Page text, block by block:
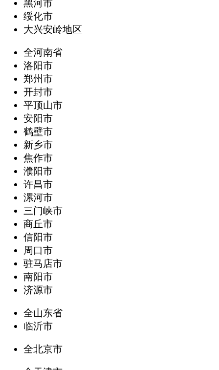
黑河市
绥化市
大兴安岭地区
全河南省
洛阳市
郑州市
开封市
平顶山市
安阳市
鹤壁市
新乡市
焦作市
濮阳市
许昌市
漯河市
三门峡市
商丘市
信阳市
周口市
驻马店市
南阳市
济源市
全山东省
临沂市
全北京市